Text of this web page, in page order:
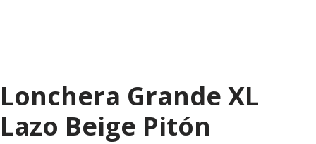
Lonchera Grande XL
Lazo Beige Pitón